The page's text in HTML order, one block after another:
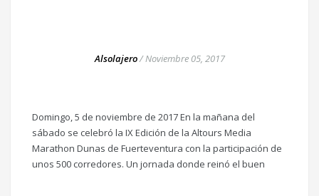
Alsolajero/Noviembre 05, 2017
Domingo, 5 de noviembre de 2017 En la mañana del
sábado se celebró la IX Edición de la Altours Media
Marathon Dunas de Fuerteventura con la participación de
unos 500 corredores. Un jornada donde reinó el buen